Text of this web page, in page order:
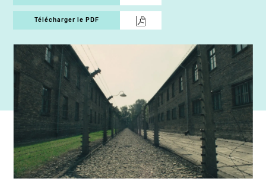
Télécharger le PDF